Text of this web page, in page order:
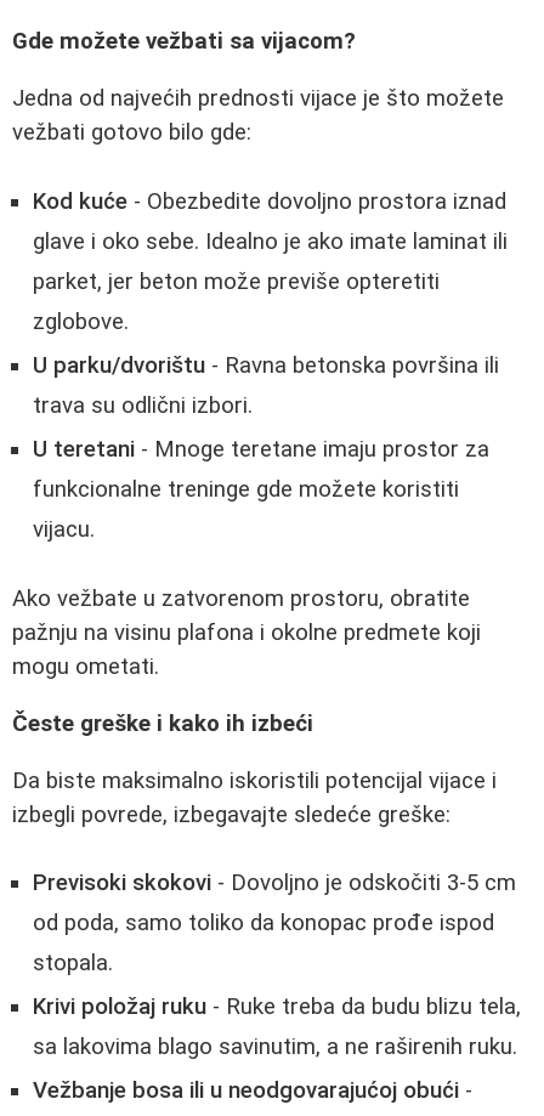
Gde možete vežbati sa vijacom?
Jedna od najvećih prednosti vijace je što možete
vežbati gotovo bilo gde:
Kod kuće - Obezbedite dovoljno prostora iznad
glave i oko sebe. Idealno je ako imate laminat ili
parket, jer beton može previše opteretiti
zglobove.
U parku/dvorištu - Ravna betonska površina ili
trava su odlični izbori.
U teretani - Mnoge teretane imaju prostor za
funkcionalne treninge gde možete koristiti
vijacu.
Ako vežbate u zatvorenom prostoru, obratite
pažnju na visinu plafona i okolne predmete koji
mogu ometati.
Česte greške i kako ih izbeći
Da biste maksimalno iskoristili potencijal vijace i
izbegli povrede, izbegavajte sledeće greške:
Previsoki skokovi - Dovoljno je odskočiti 3-5 cm
od poda, samo toliko da konopac prođe ispod
stopala.
Krivi položaj ruku - Ruke treba da budu blizu tela,
sa lakovima blago savinutim, a ne raširenih ruku.
Vežbanje bosa ili u neodgovarajućoj obući -